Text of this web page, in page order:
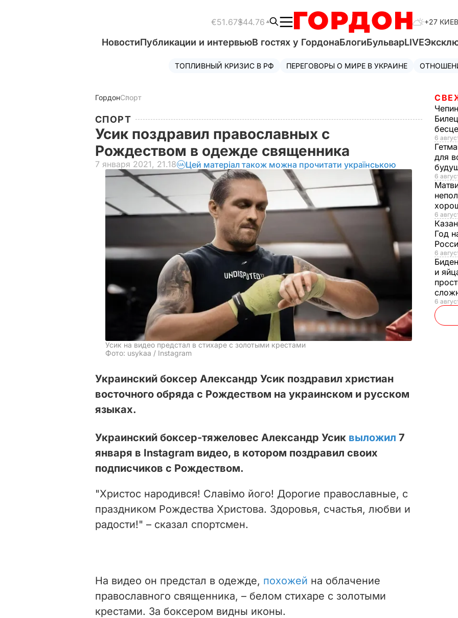
€51.67$44.76 +27 КИЕВ
НовостиПубликации и интервьюВ гостях у ГордонаБлогиБульварLIVE
ТОПЛИВНЫЙ КРИЗИС В РФ ПЕРЕГОВОРЫ О МИРЕ В УКРАИНЕ
ГордонСпорт
СПОРТ
Усик поздравил православных с
Рождеством в одежде священника
7 января 2021, 21.18 Цей матеріал також можна прочитати українською
Усик на видео предстал в стихаре с золотыми крестами
Фото: usykaa / Instagram
Украинский боксер Александр Усик поздравил христиан
восточного обряда с Рождеством на украинском и русском
языках.
Украинский боксер-тяжеловес Александр Усик выложил 7
января в Instagram видео, в котором поздравил своих
подписчиков с Рождеством.
"Христос народився! Славімо його! Дорогие православные, с
праздником Рождества Христова. Здоровья, счастья, любви и
радости!" – сказал спортсмен.
На видео он предстал в одежде, похожей на облачение
православного священника, – белом стихаре с золотыми
крестами. За боксером видны иконы.
6
для
6
6
Год
6
и
6